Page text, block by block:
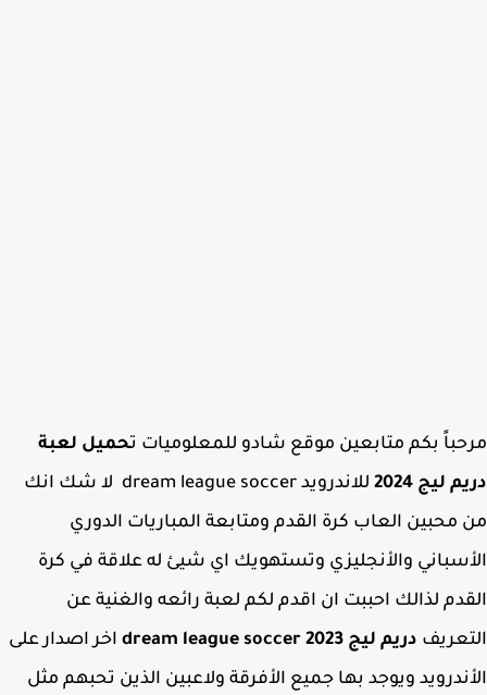
بكم متابعين موقع شادو للمعلوميات تحميل لعبة
ليج 2024
للاندرويد dream league soccer لا شك انك
العاب كرة القدم ومتابعة المباريات الدوري
والأنجليزي وتستهويك اي شيئ له علاقة في كرة
لذالك احببت ان اقدم لكم لعبة رائعه والغنية عن
دريم ليج dream league soccer 2023
اخر اصدار على
ويوجد بها جميع الأفرقة ولاعبين الذين تحبهم مثل